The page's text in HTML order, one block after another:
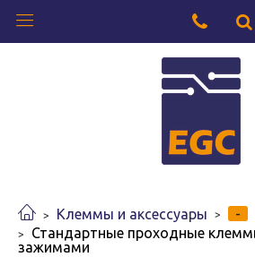
Клеммы и аксессуары
-
Стандартные проходные
зажимами